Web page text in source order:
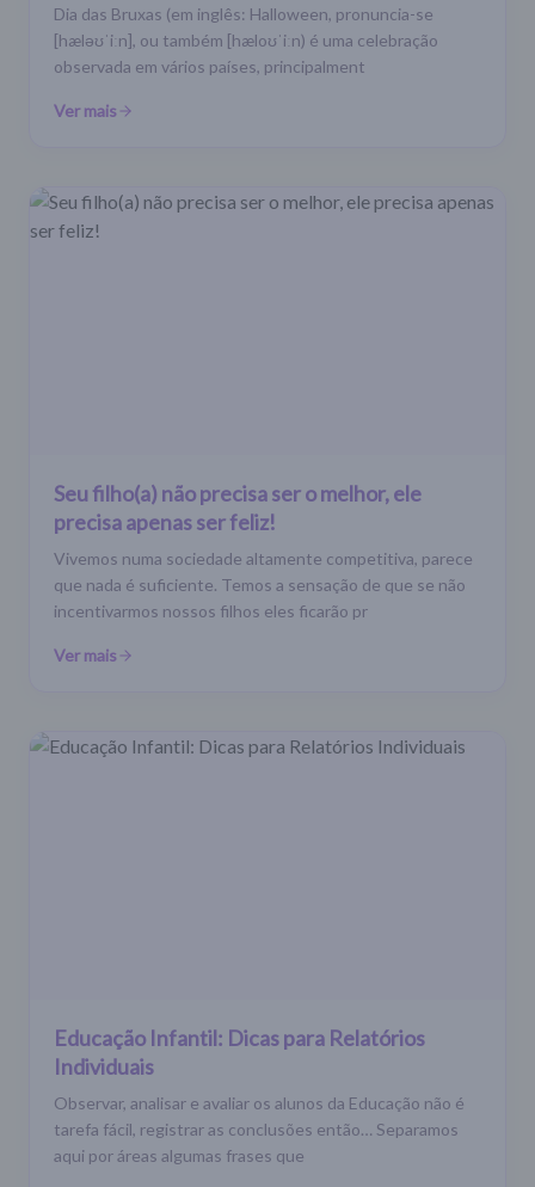
Dia das Bruxas (em inglês: Halloween, pronuncia-se
[hæləʊˈiːn], ou também [hæloʊˈiːn) é uma celebração
observada em vários países, principalment
Ver mais
Seu filho(a) não precisa ser o melhor, ele
precisa apenas ser feliz!
Vivemos numa sociedade altamente competitiva, parece
que nada é suficiente. Temos a sensação de que se não
incentivarmos nossos filhos eles ficarão pr
Ver mais
Educação Infantil: Dicas para Relatórios
Individuais
Observar, analisar e avaliar os alunos da Educação não é
tarefa fácil, registrar as conclusões então… Separamos
aqui por áreas algumas frases que